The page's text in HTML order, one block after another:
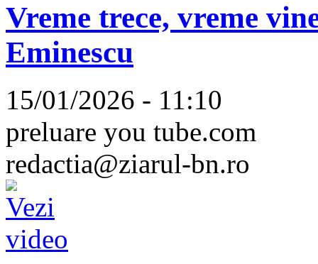
Vreme trece, vreme
Eminescu
15/01/2026 - 11:10
preluare you tube.com
redactia@ziarul-bn.ro